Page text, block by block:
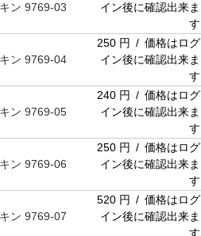
ン 9769-03
イン後に確認出来ま
す
ン 9769-04
250 円 / 価格はログ
イン後に確認出来ま
す
ン 9769-05
240 円 / 価格はログ
イン後に確認出来ま
す
ン 9769-06
250 円 / 価格はログ
イン後に確認出来ま
す
ン 9769-07
520 円 / 価格はログ
イン後に確認出来ま
す